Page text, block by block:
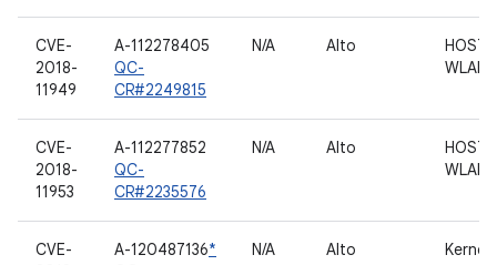
CVE-
2018-
11949
A-112278405
QC-
CR#2249815
N/A Alto
HOST
WLAN
CVE-
2018-
11953
A-112277852
QC-
CR#2235576
N/A Alto
HOST
WLAN
CVE-
A-120487136*
N/A Alto Kernel